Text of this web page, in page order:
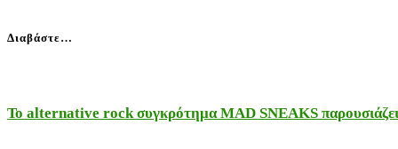
Διαβάστε…
Το alternative rock συγκρότημα MAD SNEAKS